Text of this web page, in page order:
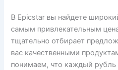
В Epicstar вы найдете
самым привлекательным
тщательно отбирает
вас качественными
понимаем, что каждый рубль